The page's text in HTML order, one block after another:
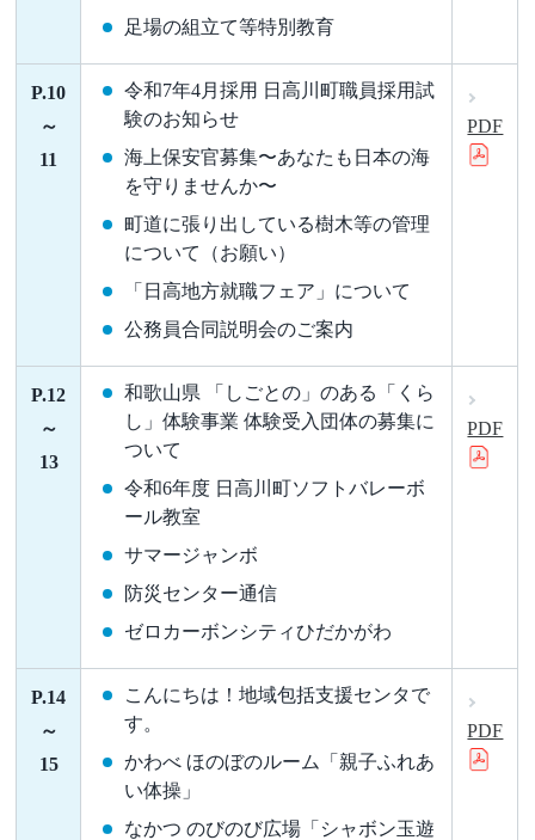
足場の組立て等特別教育
P.10
～
11
令和7年4月採用 日高川町職員採用試
験のお知らせ
海上保安官募集〜あなたも日本の海
を守りませんか〜
町道に張り出している樹木等の管理
について（お願い）
「日高地方就職フェア」について
公務員合同説明会のご案内
PDF
P.12
～
13
和歌山県 「しごとの」のある「くら
し」体験事業 体験受入団体の募集に
ついて
令和6年度 日高川町ソフトバレーボ
ール教室
サマージャンボ
防災センター通信
ゼロカーボンシティひだかがわ
PDF
P.14
～
15
こんにちは！地域包括支援センタで
す。
かわべ ほのぼのルーム「親子ふれあ
い体操」
なかつ のびのび広場「シャボン玉遊
PDF